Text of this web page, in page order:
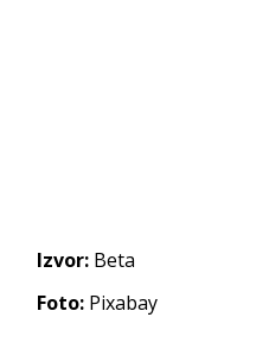
Izvor: Beta
Foto: Pixabay